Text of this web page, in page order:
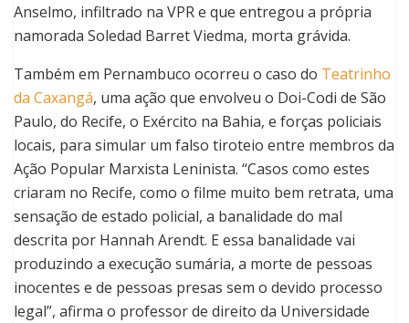
Anselmo, infiltrado na VPR e que entregou a própria
namorada Soledad Barret Viedma, morta grávida.
Também em Pernambuco ocorreu o caso do Teatrinho
da Caxangá, uma ação que envolveu o Doi-Codi de São
Paulo, do Recife, o Exército na Bahia, e forças policiais
locais, para simular um falso tiroteio entre membros da
Ação Popular Marxista Leninista. “Casos como estes
criaram no Recife, como o filme muito bem retrata, uma
sensação de estado policial, a banalidade do mal
descrita por Hannah Arendt. E essa banalidade vai
produzindo a execução sumária, a morte de pessoas
inocentes e de pessoas presas sem o devido processo
legal”, afirma o professor de direito da Universidade